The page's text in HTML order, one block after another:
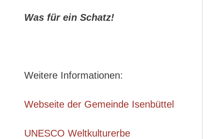
Was für ein Schatz!
Weitere Informationen:
Webseite der Gemeinde Isenbüttel
UNESCO Weltkulturerbe